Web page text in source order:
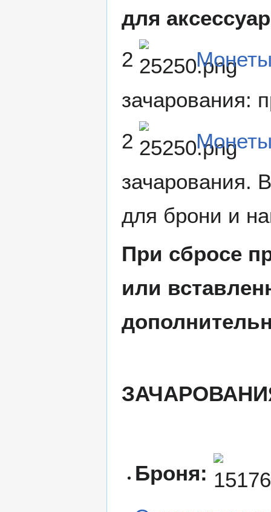
для
2
зачарования:
2
зачарования.
для брони и
При сбросе
или
Броня: